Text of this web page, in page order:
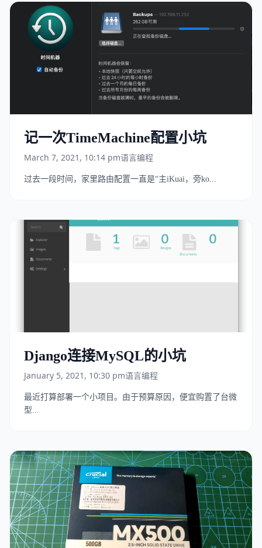
记一次TimeMachine配置小坑
March 7, 2021, 10:14 pm语言编程
过去一段时间，家里路由配置一直是“主iKuai，旁ko...
Django连接MySQL的小坑
January 5, 2021, 10:30 pm语言编程
最近打算部署一个小项目。由于预算原因，便宜购置了台微
型...